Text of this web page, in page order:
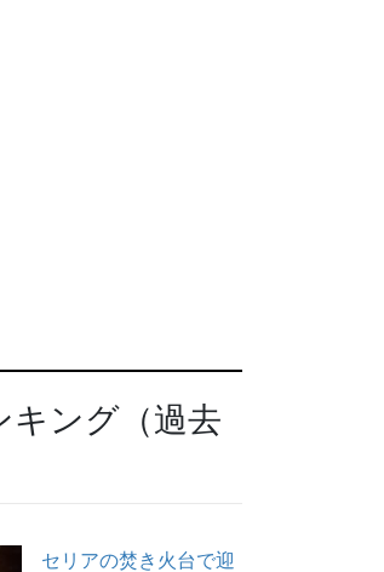
キング（過去
セリアの焚き火台で迎